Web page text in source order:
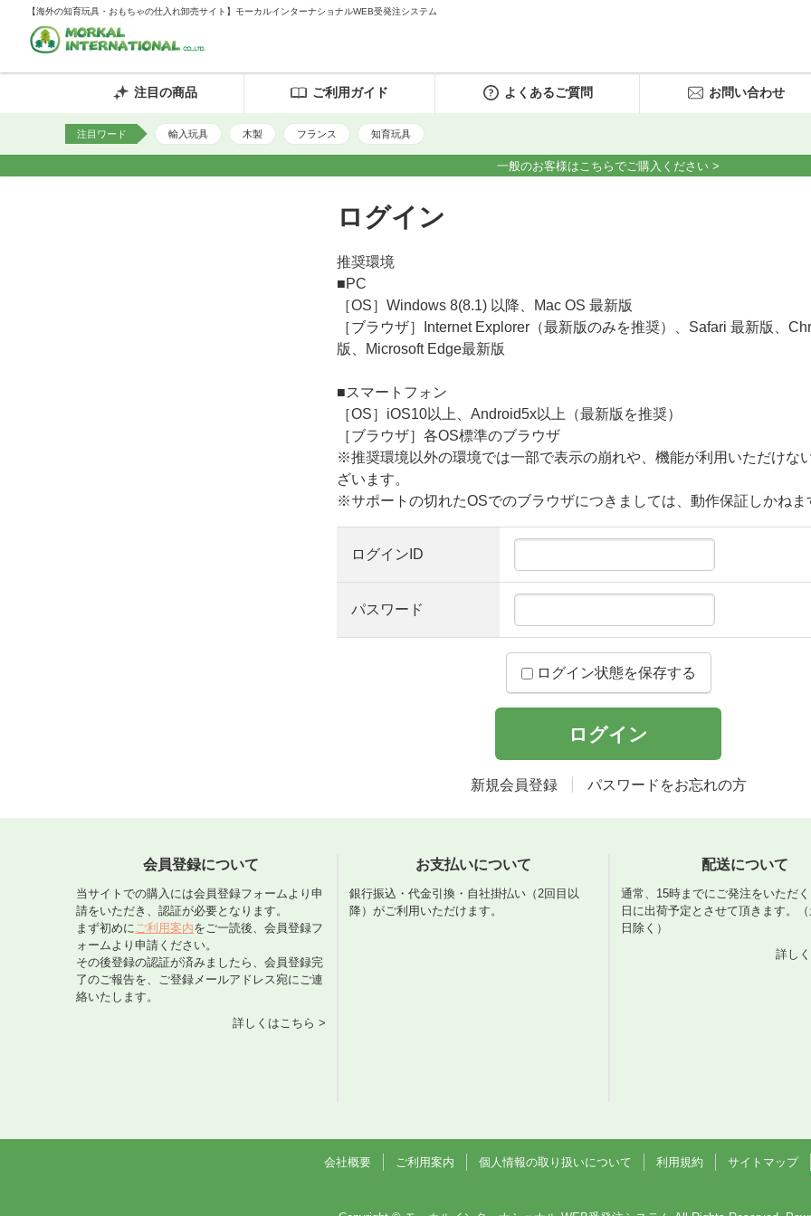
【海外の知育玩具・おもちゃの仕入れ卸売サイト】モーカルインターナショナルWEB受発注システム
注目の商品 ご利用ガイド よくあるご質問 お問い合わせ
注目ワード 輸入玩具 木製 フランス 知育玩具
一般のお客様はこちらでご購入ください >
ログイン
推奨環境
■PC
［OS］Windows 8(8.1) 以降、Mac OS 最新版
［ブラウザ］Internet Explorer（最新版のみを推奨）、Safari 最新版、
版、Microsoft Edge最新版
■スマートフォン
［OS］iOS10以上、Android5x以上（最新版を推奨）
［ブラウザ］各OS標準のブラウザ
※推奨環境以外の環境では一部で表示の崩れや、機能が利用いただけな
ざいます。
※サポートの切れたOSでのブラウザにつきましては、動作保証しかねま
ログインID
パスワード
ログイン状態を保存する
新規会員登録 パスワードをお忘れの方
会員登録について
当サイトでの購入には会員登録フォームより申
請をいただき、認証が必要となります。
まず初めにご利用案内をご一読後、会員登録フ
ォームより申請ください。
その後登録の認証が済みましたら、会員登録完
了のご報告を、ご登録メールアドレス宛にご連
絡いたします。
詳しくはこちら >
お支払いについて
銀行振込・代金引換・自社掛払い（2回目以
降）がご利用いただけます。
配送について
通常、15時までにご発注をいただ
日に出荷予定とさせて頂きます。
日除く）
詳し
会社概要 ご利用案内 個人情報の取り扱いについて 利用規約 サイトマップ